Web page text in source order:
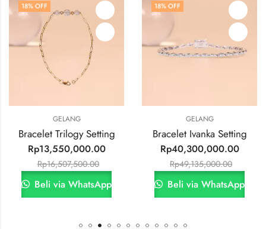
% OFF
GELANG
Trilogy Setting
13,550,000.00
16,507,500.00
Beli via WhatsApp
% OFF
GELANG
Bracelet Ivanka Setting
40,300,000.00
49,135,000.00
Beli via WhatsApp